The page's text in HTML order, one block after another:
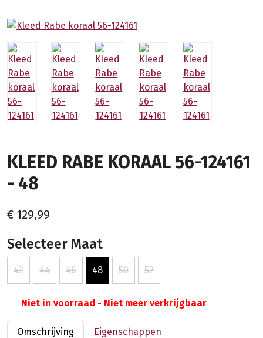
KLEED RABE KORAAL 56-124161
- 48
€ 129,99
Selecteer Maat
42 44 46 48 50 52
Niet in voorraad - Niet meer verkrijgbaar
Omschrijving Eigenschappen